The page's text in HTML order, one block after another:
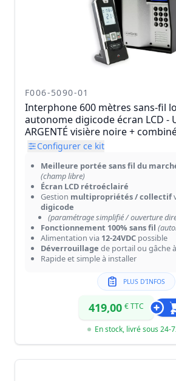
F006-5090-01
Interphone 600 mètres sans-fil
autonome digicode écran LCD -
ARGENTÉ visière noire +
Configurer ce kit
Meilleure portée sans fil du
(champ libre)
Écran LCD rétroéclairé
Gestion multipropriétés / collectif
digicode
(paramétrage simplifié / ouverture
Fonctionnement 100% sans fil
Alimentation via 12-24VDC possible
Déverrouillage de portail ou gâche
Rapide et simple à installer
PLUS D'INFOS
419,00 € TTC
En stock, livré sous 24-